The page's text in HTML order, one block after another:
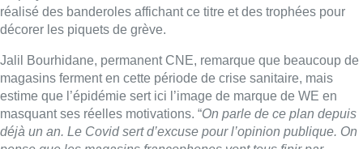
La CNE dénonce l’absence de négociation. “Comme il n’y a
pas beaucoup de travailleurs dans chacun des magasins, c’est
l’accumulation des fermetures qui devrait déclencher la
procédure Renault (procédure qui définit une série
d’obligations et un cadre de négociation en cas de
licenciement collectif, NDLR). En dépassant les deux mois
entre les fermetures de deux magasins, WE sort des délais
prévus pour enclencher la procédure Renault. Par exemple, les